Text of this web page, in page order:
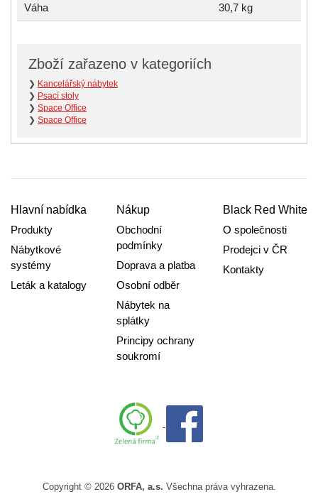
Váha 30,7 kg
Zboží zařazeno v kategoriích
❯ Kancelářský nábytek
❯ Psací stoly
❯ Space Office
❯ Space Office
Hlavní nabídka
Produkty
Nábytkové
systémy
Leták a katalogy
Nákup
Obchodní
podmínky
Doprava a platba
Osobní odběr
Nábytek na
splátky
Principy ochrany
soukromí
Black Red White
O společnosti
Prodejci v ČR
Kontakty
Copyright © 2026 ORFA, a.s. Všechna práva vyhrazena.